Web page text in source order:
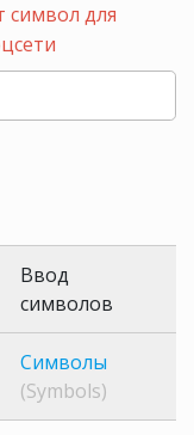
символ для
Ввод
символов
Символы
(Symbols)